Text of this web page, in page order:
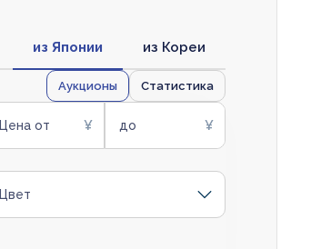
из Японии из Кореи
Аукционы Статистика
Цена от до
Цвет